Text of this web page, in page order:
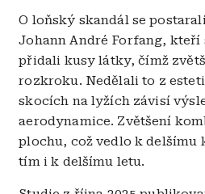
O loňský skandál se
Johann André Forfang, kteří
přidali kusy látky, čímž
rozkroku. Nedělali to z
skocích na lyžích závisí
aerodynamice. Zvětšení
plochu, což vedlo k delšímu
tím i k delšímu letu.